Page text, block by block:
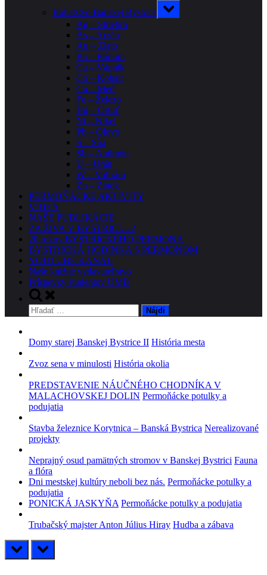
Bohatstvo Banskej Bystrice
Toggle
sub-
Ag – Striebro
As – Arzén
Au – Zlato
Ba – Bárium
Ca – Vápnik
Co – Kobalt
Cu – Meď
Fe – Železo
Hg – Ortuť
Ni – Nikel
Pb – Olovo
S – Síra
Sb – Antimón
U – Urán
W – Volfrám
Zn – Zinok
PERMOŇÁCKE AKTIVITY
VIDEÁ
NAŠE PUBLIKÁCIE
ZA ŽIVA V BYSTRICI…2
20 rokov BYSTRICKÉHO PERMONA
BYSTRICKÁ HODINKA S PERMONOM
YOUTUBE KANÁL
Naše knižné vydavateľstvo
Príspevky študentov UMB
Toggle
search
form
Hľadať:
Domy starej Banskej Bystrice II História mesta
Zvoz sena v minulosti História okolia
PREDSTAVENIE NÁUČNÉHO CHODNÍKA V
MALACHOVSKEJ DOLIN Permoňácke potulky a
podujatia
Stavba železnice Korytnica – Banská Bystrica Nerealizované
projekty
Neprajný osud pamätných stromov v Banskej Bystrici Fauna
a flóra
Dni mestskej kultúry neboli bez nás. Permoňácke potulky a
podujatia
PONICKÁ JASKYŇA Permoňácke potulky a podujatia
Trubačský majster Anton Július Hiray Hudba a zábava
prev next